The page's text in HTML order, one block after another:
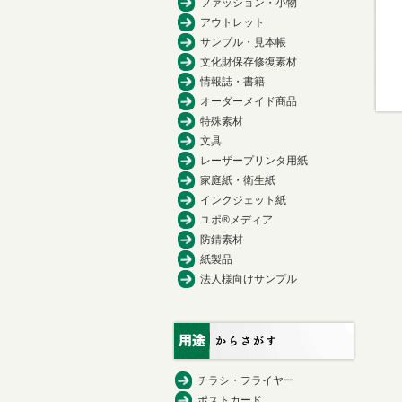
ファッション・小物
アウトレット
サンプル・見本帳
文化財保存修復素材
情報誌・書籍
オーダーメイド商品
特殊素材
文具
レーザープリンタ用紙
家庭紙・衛生紙
インクジェット紙
ユポ®メディア
防錆素材
紙製品
法人様向けサンプル
チラシ・フライヤー